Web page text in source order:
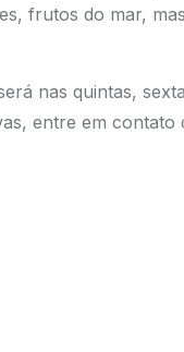
frutos do mar,
nas quintas,
entre em contato